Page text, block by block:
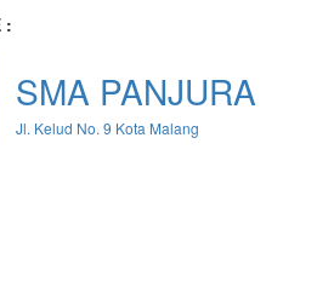
:
Sukses Gelar Doubletrack Day:
Peringatan Maulid Nabi
Lolos SNMPTN 2021,
SMA PANJURA
Jl. Kelud No. 9 Kota Malang